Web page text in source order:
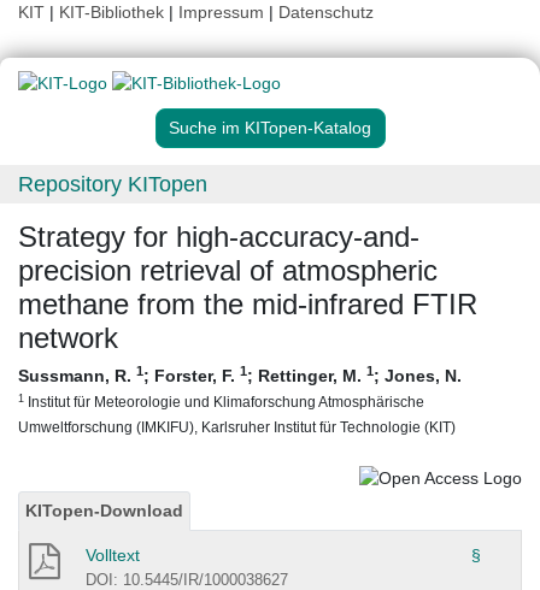
KIT | KIT-Bibliothek | Impressum | Datenschutz
Suche im KITopen-Katalog
Repository KITopen
Strategy for high-accuracy-and-
precision retrieval of atmospheric
methane from the mid-infrared FTIR
network
Sussmann, R. 1; Forster, F. 1; Rettinger, M. 1; Jones, N.
1 Institut für Meteorologie und Klimaforschung Atmosphärische
Umweltforschung (IMKIFU), Karlsruher Institut für Technologie (KIT)
KITopen-Download
Volltext §
DOI: 10.5445/IR/1000038627